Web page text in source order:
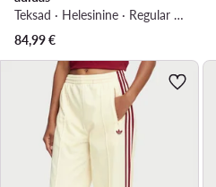
Teksad · Helesinine · Regular Fit
84,99€